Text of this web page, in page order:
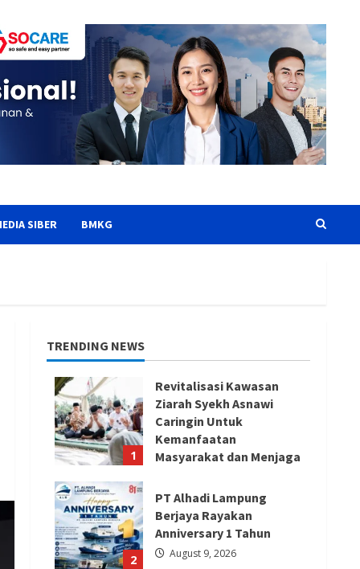
SIBER BMKG
TRENDING NEWS
1
Revitalisasi Kawasan
Ziarah Syekh Asnawi
Caringin Untuk
Kemanfaatan
Masyarakat dan Menjaga
August 9, 2026
2
PT Alhadi Lampung
Berjaya Rayakan
Anniversary 1 Tahun
August 9, 2026